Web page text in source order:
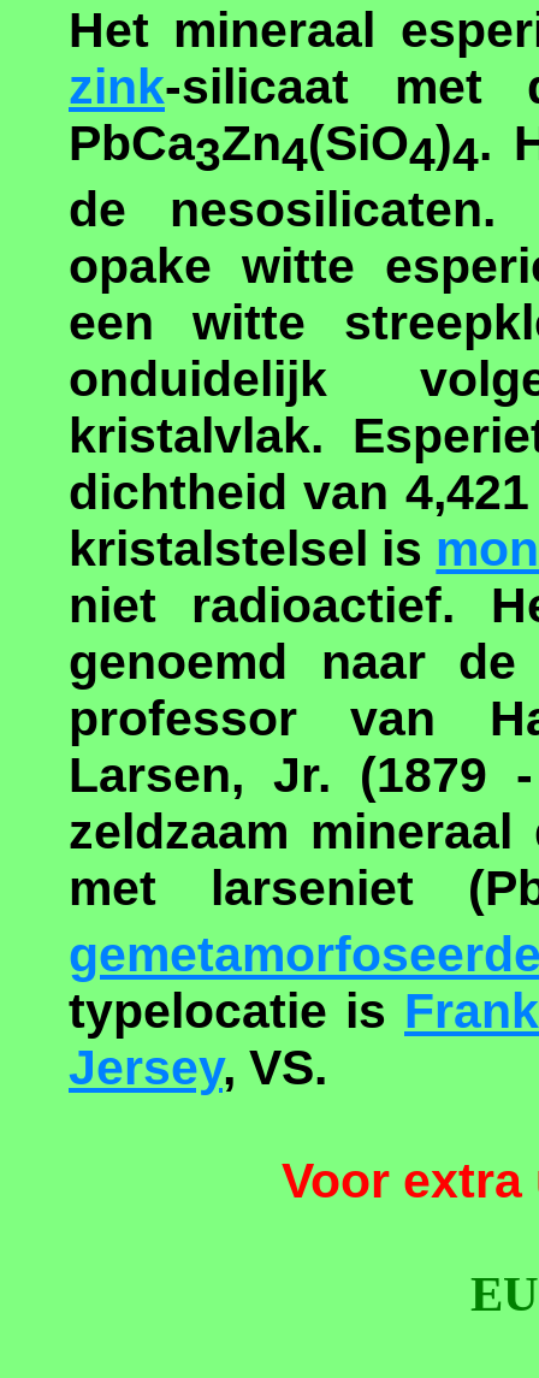
Het mineraal
zink-silicaat met
PbCa3Zn4(SiO4)4.
de
opake witte
een witte
onduidelijk
kristalvlak.
dichtheid van
kristalstelsel is
niet radioactief.
genoemd naar
professor van
Larsen, Jr. (1879
zeldzaam
met larseniet
typelocatie is
Jersey, VS.
Voor